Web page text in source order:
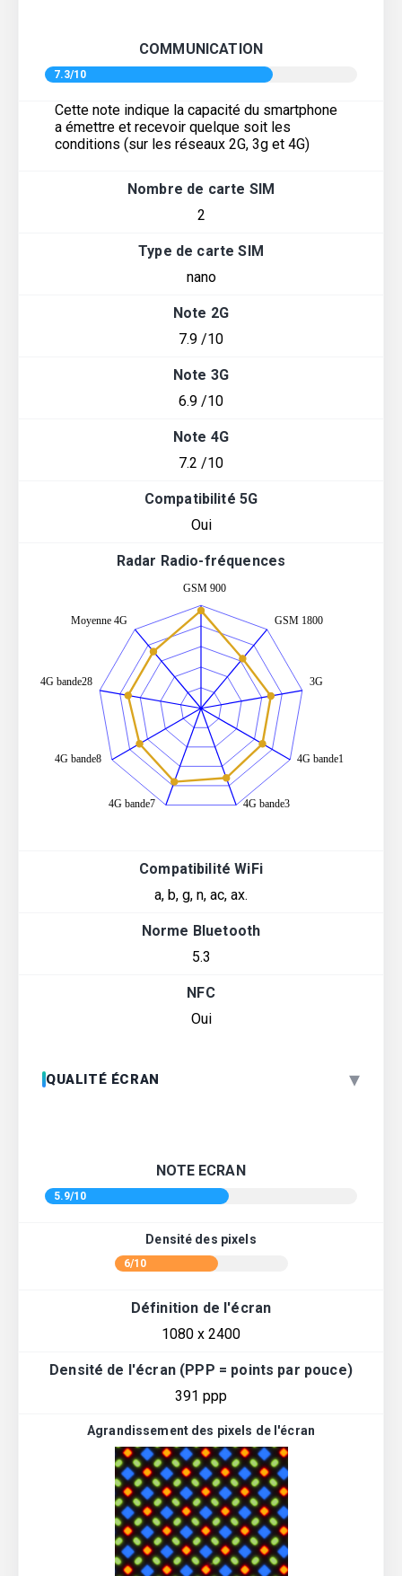
COMMUNICATION
7.3/10
Cette note indique la capacité du smartphone
a émettre et recevoir quelque soit les
conditions (sur les réseaux 2G, 3g et 4G)
Nombre de carte SIM
2
Type de carte SIM
nano
Note 2G
7.9 /10
Note 3G
6.9 /10
Note 4G
7.2 /10
Compatibilité 5G
Oui
Radar Radio-fréquences
Compatibilité WiFi
a, b, g, n, ac, ax.
Norme Bluetooth
5.3
NFC
Oui
QUALITÉ ÉCRAN ▾
NOTE ECRAN
5.9/10
Densité des pixels
6/10
Définition de l'écran
1080 x 2400
Densité de l'écran (PPP = points par pouce)
391 ppp
Agrandissement des pixels de l'écran